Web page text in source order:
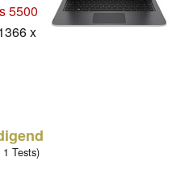
5500
x
Tests)